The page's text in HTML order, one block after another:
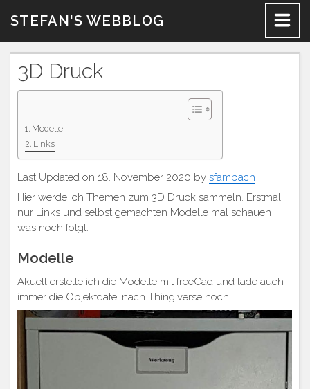
InhaltSTEFAN'S WEBBLOG
3D Druck
Modelle
Links
Last Updated on 18. November 2020 by sfambach
Hier werde ich Themen zum 3D Druck sammeln. Erstmal
nur Links und selbst gemachten Modelle mal schauen
was noch folgt.
Modelle
Akuell erstelle ich die Modelle mit freeCad und lade auch
immer die Objektdatei nach Thingiverse hoch.